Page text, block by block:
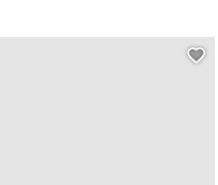
Aventure – Ceven’Aventure, ©